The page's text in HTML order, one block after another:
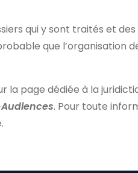
qui y sont traités et
que l’organisation
la page dédiée à la
. Pour toute